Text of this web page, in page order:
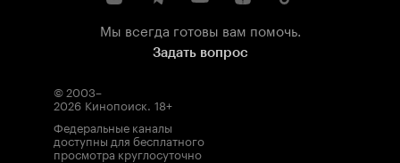
Мы всегда готовы вам помочь.
Задать вопрос
© 2003–
2026 Кинопоиск. 18+
Федеральные каналы
доступны для бесплатного
просмотра круглосуточно